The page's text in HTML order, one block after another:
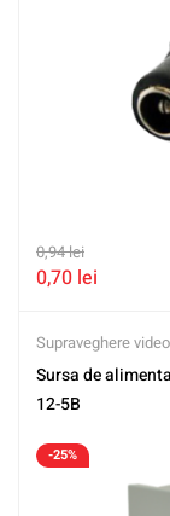
0,94lei
0,70 lei
Supraveghere video
Sursa de
12-5B
-25%